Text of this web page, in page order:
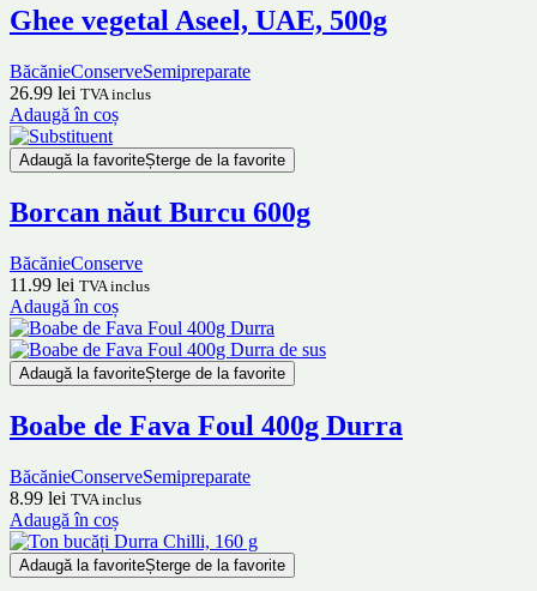
Ghee vegetal Aseel, UAE, 500g
BăcănieConserveSemipreparate
26.99 lei TVA inclus
Adaugă în coș
Adaugă la favoriteȘterge de la favorite
Borcan năut Burcu 600g
BăcănieConserve
11.99 lei TVA inclus
Adaugă în coș
Adaugă la favoriteȘterge de la favorite
Boabe de Fava Foul 400g Durra
BăcănieConserveSemipreparate
8.99 lei TVA inclus
Adaugă în coș
Adaugă la favoriteȘterge de la favorite